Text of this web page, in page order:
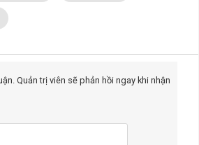
Quản trị viên sẽ phản hồi ngay khi nhận